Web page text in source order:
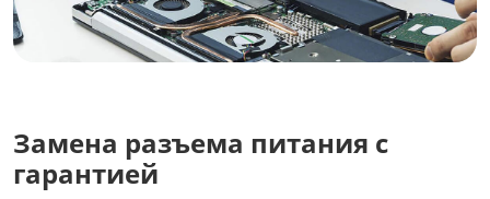
Замена разъема питания с
гарантией